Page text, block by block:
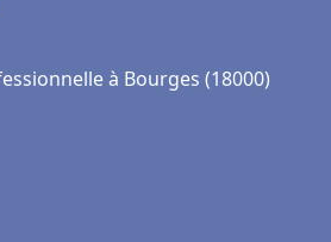
à Bourges (18000)